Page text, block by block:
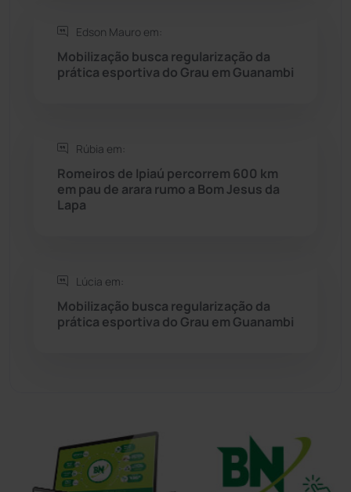
Seabra (50)
Sítio do Mato
Sudoeste Baiano (1530)
Tanque Novo
Tecnologia (12)
Edson Mauro em:
Mobilização busca regularização da
prática esportiva do Grau em Guanambi
Rúbia em:
Romeiros de Ipiaú percorrem 600 km
em pau de arara rumo a Bom Jesus da
Lapa
Lúcia em:
Mobilização busca regularização da
prática esportiva do Grau em Guanambi